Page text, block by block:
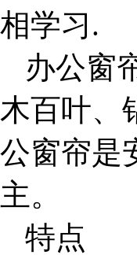
相学习.
办公窗
木百叶、
公窗帘是
主。
特点